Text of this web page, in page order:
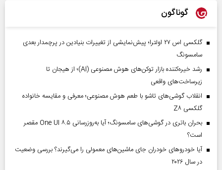
گوناگون
گلکسی اس ۲۷ اولترا؛ پیش‌نمایشی از تغییرات بنیادین در پرچمدار بعدی
سامسونگ
رشد خیره‌کننده بازار توکن‌های هوش مصنوعی (AI)؛ از هیجان تا
زیرساخت‌های واقعی
انقلاب گوشی‌های تاشو‌ با طعم هوش مصنوعی؛ معرفی و مقایسه خانواده
گلکسی Z۸
بحران باتری در گوشی‌های سامسونگ؛ آیا به‌روزرسانی One UI ۸.۵ مقصر
است؟
آیا خودروهای خودران جای ماشین‌های معمولی را می‌گیرند؟ بررسی وضعیت
در سال ۲۰۲۶